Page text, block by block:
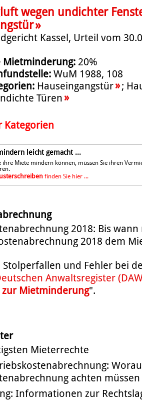
wegen undichter
»
Kassel, Urteil vom
Mietminderung: 20%
WuM 1988, 108
Hauseingangstür»;
Türen»
Kategorien
leicht gemacht ...
ihre Miete mindern können, müssen Sie ihren
finden Sie hier ...
2018: Bis
2018 dem
Stolperfallen und Fehler bei
Anwaltsregister
zur Mietminderung".
Mieterrechte
achten müssen
Informationen zur